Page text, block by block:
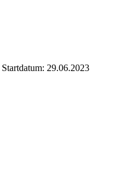
Startdatum: 29.06.2023